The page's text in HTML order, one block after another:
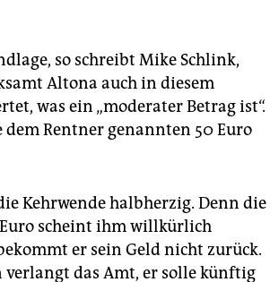
so schreibt Mike Schlink,
Altona auch in diesem
was ein „moderater Betrag ist“.
dem Rentner genannten 50 Euro
Kehrwende halbherzig. Denn die
scheint ihm willkürlich
er sein Geld nicht zurück.
das Amt, er solle künftig